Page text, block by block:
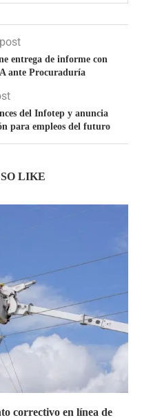
entrega de informe con
ante Procuraduría
del Infotep y anuncia
para empleos del futuro
LIKE
correctivo en línea de